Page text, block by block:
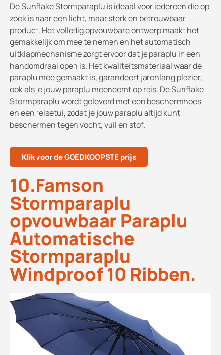
De Sunflake Stormparaplu is ideaal voor iedereen die op
zoek is naar een licht, maar sterk en betrouwbaar
product. Het volledig opvouwbare ontwerp maakt het
gemakkelijk om mee te nemen en het automatisch
uitklapmechanisme zorgt ervoor dat je paraplu in een
handomdraai open is. Het kwaliteitsmateriaal waar de
paraplu mee gemaakt is, garandeert jarenlang plezier,
ook als je jouw paraplu meeneemt op reis. De Sunflake
Stormparaplu wordt geleverd met een beschermhoes
en een reisetui, zodat je jouw paraplu altijd kunt
beschermen tegen vocht, vuil en stof.
Klik voor de GOEDKOOPSTE prijs
10.Famson
Stormparaplu
opvouwbaar Paraplu
Automatische
Stormparaplu
Windproof 10 Ribben.